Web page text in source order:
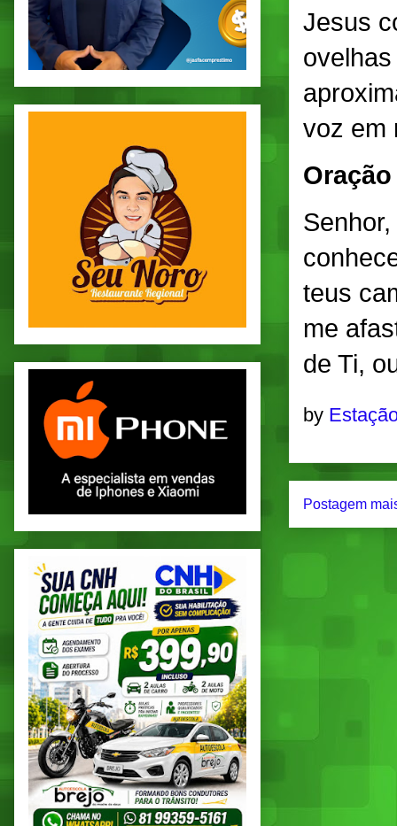
Jesus
voz em
Oração
teus
me
de Ti,
by
Postagem